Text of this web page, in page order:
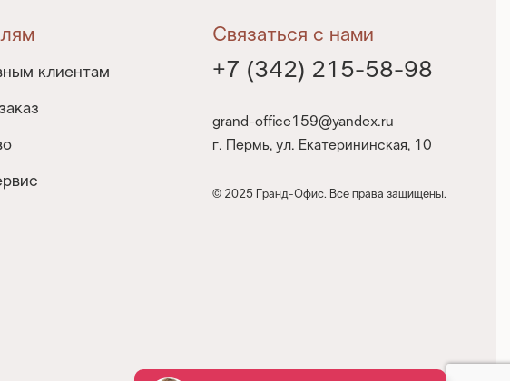
клиентам
Связаться с нами
+7 (342) 215-58-98
grand-office159@yandex.ru
г. Пермь, ул. Екатерининская, 10
© 2025 Гранд-Офис. Все права защищены.